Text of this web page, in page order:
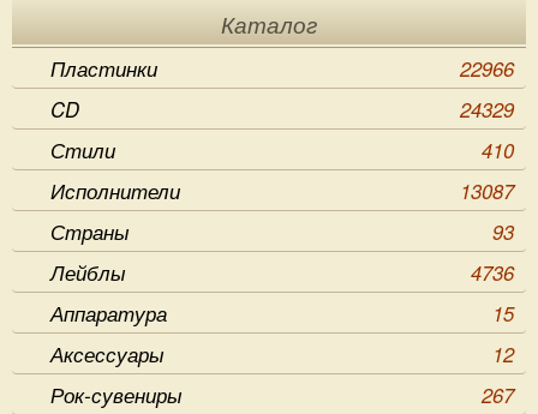
Каталог
Пластинки
22966
CD
24329
Стили
410
Исполнители
13087
Страны
93
Лейблы
4736
Аппаратура
15
Аксессуары
12
Рок-сувениры
267